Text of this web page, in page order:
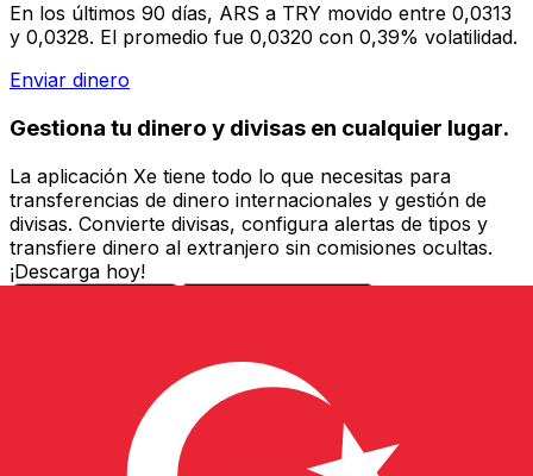
En los últimos 90 días, ARS a TRY movido entre 0,0313
y 0,0328. El promedio fue 0,0320 con 0,39% volatilidad.
Enviar dinero
Gestiona tu dinero y divisas en cualquier lugar.
La aplicación Xe tiene todo lo que necesitas para
transferencias de dinero internacionales y gestión de
divisas. Convierte divisas, configura alertas de tipos y
transfiere dinero al extranjero sin comisiones ocultas.
¡Descarga hoy!